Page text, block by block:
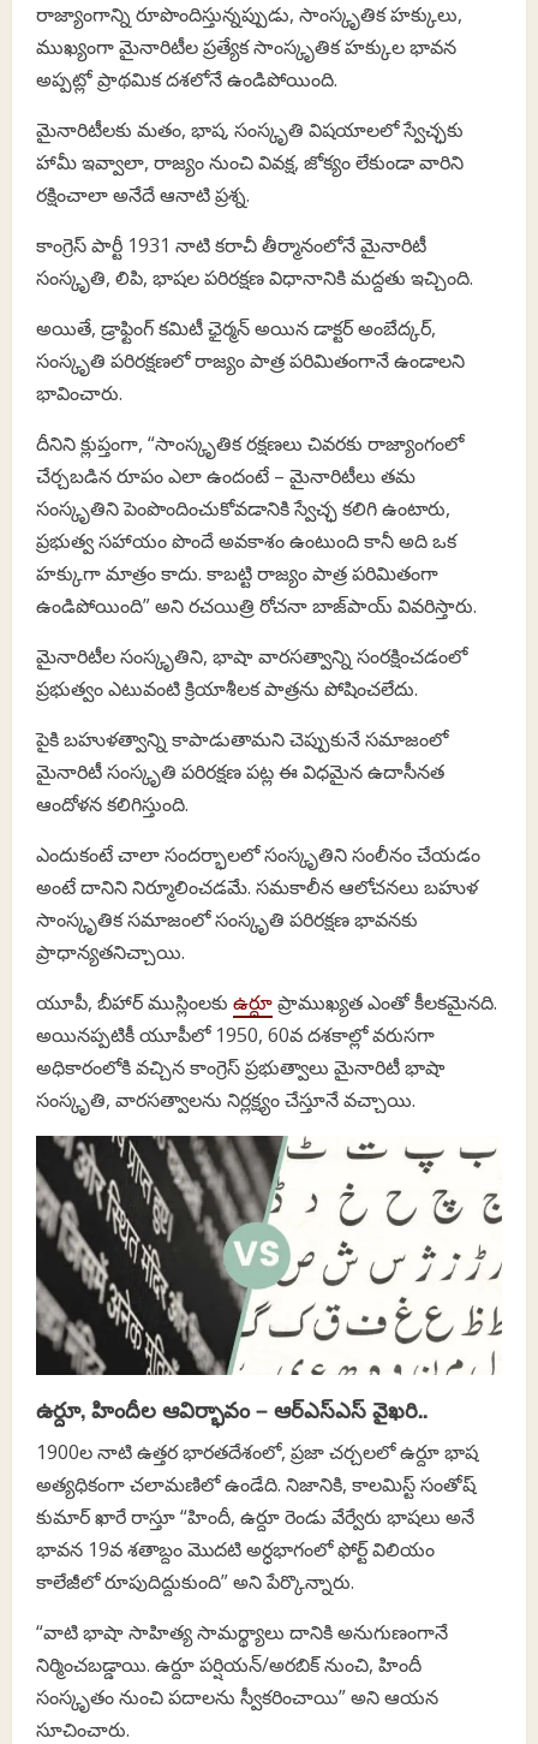
రాజ్యాంగాన్ని రూపొందిస్తున్నప్పుడు, సాంస్కృతిక హక్కులు,
ముఖ్యంగా మైనారిటీల ప్రత్యేక సాంస్కృతిక హక్కుల భావన
అప్పట్లో ప్రాథమిక దశలోనే ఉండిపోయింది.
మైనారిటీలకు మతం, భాష, సంస్కృతి విషయాలలో స్వేచ్ఛకు
హామీ ఇవ్వాలా, రాజ్యం నుంచి వివక్ష, జోక్యం లేకుండా వారిని
రక్షించాలా అనేదే ఆనాటి ప్రశ్న.
కాంగ్రెస్ పార్టీ 1931 నాటి కరాచీ తీర్మానంలోనే మైనారిటీ
సంస్కృతి, లిపి, భాషల పరిరక్షణ విధానానికి మద్దతు ఇచ్చింది.
అయితే, డ్రాఫ్టింగ్ కమిటీ ఛైర్మన్ అయిన డాక్టర్ అంబేద్కర్,
సంస్కృతి పరిరక్షణలో రాజ్యం పాత్ర పరిమితంగానే ఉండాలని
భావించారు.
దీనిని క్లుప్తంగా, “సాంస్కృతిక రక్షణలు చివరకు రాజ్యాంగంలో
చేర్చబడిన రూపం ఎలా ఉందంటే – మైనారిటీలు తమ
సంస్కృతిని పెంపొందించుకోవడానికి స్వేచ్ఛ కలిగి ఉంటారు,
ప్రభుత్వ సహాయం పొందే అవకాశం ఉంటుంది కానీ అది ఒక
హక్కుగా మాత్రం కాదు. కాబట్టి రాజ్యం పాత్ర పరిమితంగా
ఉండిపోయింది” అని రచయిత్రి రోచనా బాజ్‌పాయ్ వివరిస్తారు.
మైనారిటీల సంస్కృతిని, భాషా వారసత్వాన్ని సంరక్షించడంలో
ప్రభుత్వం ఎటువంటి క్రియాశీలక పాత్రను పోషించలేదు.
పైకి బహుళత్వాన్ని కాపాడుతామని చెప్పుకునే సమాజంలో
మైనారిటీ సంస్కృతి పరిరక్షణ పట్ల ఈ విధమైన ఉదాసీనత
ఆందోళన కలిగిస్తుంది.
ఎందుకంటే చాలా సందర్భాలలో సంస్కృతిని సంలీనం చేయడం
అంటే దానిని నిర్మూలించడమే. సమకాలీన ఆలోచనలు బహుళ
సాంస్కృతిక సమాజంలో సంస్కృతి పరిరక్షణ భావనకు
ప్రాధాన్యతనిచ్చాయి.
యూపీ, బీహార్ ముస్లింలకు ఉర్దూప్రాముఖ్యత ఎంతో కీలకమైనది.
అయినప్పటికీ యూపీలో 1950, 60వ దశకాల్లో వరుసగా
అధికారంలోకి వచ్చిన కాంగ్రెస్ ప్రభుత్వాలు మైనారిటీ భాషా
సంస్కృతి, వారసత్వాలను నిర్లక్ష్యం చేస్తూనే వచ్చాయి.
ఉర్దూ, హిందీల ఆవిర్భావం – ఆర్‌ఎస్‌ఎస్ వైఖరి..
1900ల నాటి ఉత్తర భారతదేశంలో, ప్రజా చర్చలలో ఉర్దూ భాష
అత్యధికంగా చలామణిలో ఉండేది. నిజానికి, కాలమిస్ట్ సంతోష్
కుమార్ ఖారే రాస్తూ “హిందీ, ఉర్దూ రెండు వేర్వేరు భాషలు అనే
భావన 19వ శతాబ్దం మొదటి అర్ధభాగంలో ఫోర్ట్ విలియం
కాలేజీలో రూపుదిద్దుకుంది” అని పేర్కొన్నారు.
“వాటి భాషా సాహిత్య సామర్థ్యాలు దానికి అనుగుణంగానే
నిర్మించబడ్డాయి. ఉర్దూ పర్షియన్/అరబిక్ నుంచి, హిందీ
సంస్కృతం నుంచి పదాలను స్వీకరించాయి” అని ఆయన
సూచించారు.